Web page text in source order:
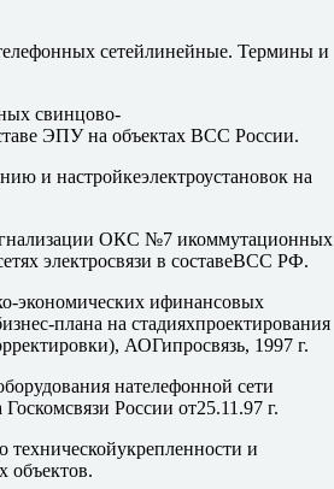
сетейлинейные. Термины и
свинцово-
ЭПУ на объектах ВСС России.
и настройкеэлектроустановок на
ОКС №7 икоммутационных
электросвязи в составеВСС РФ.
экономических ифинансовых
плана на стадияхпроектирования
АОГипросвязь, 1997 г.
нателефонной сети
России от25.11.97 г.
и
объектов.